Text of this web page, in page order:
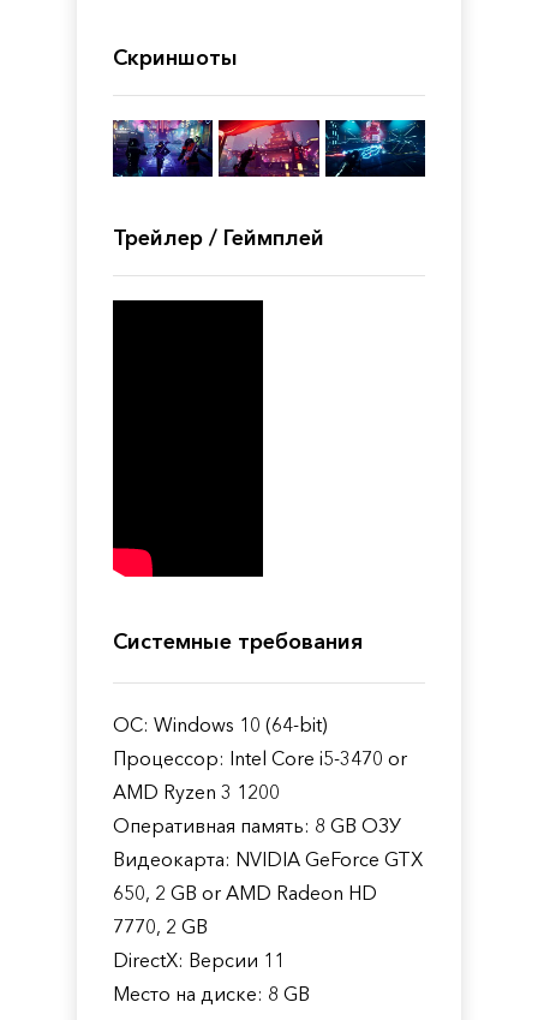
Скриншоты
Трейлер / Геймплей
Системные требования
ОС: Windows 10 (64-bit)
Процессор: Intel Core i5-3470 or
AMD Ryzen 3 1200
Оперативная память: 8 GB ОЗУ
Видеокарта: NVIDIA GeForce GTX
650, 2 GB or AMD Radeon HD
7770, 2 GB
DirectX: Версии 11
Место на диске: 8 GB